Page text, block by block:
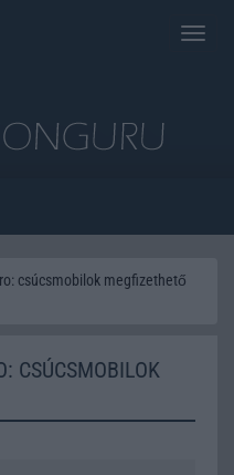
Toggle
csúcsmobilok megfizethető
CSÚCSMOBILOK